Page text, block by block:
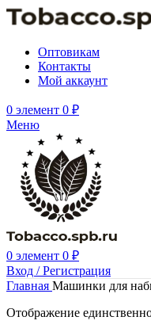
Оптовикам
Контакты
Мой аккаунт
0 элемент 0 ₽
Меню
0 элемент 0 ₽
Вход / Регистрация
Главная Машинки для
Отображение